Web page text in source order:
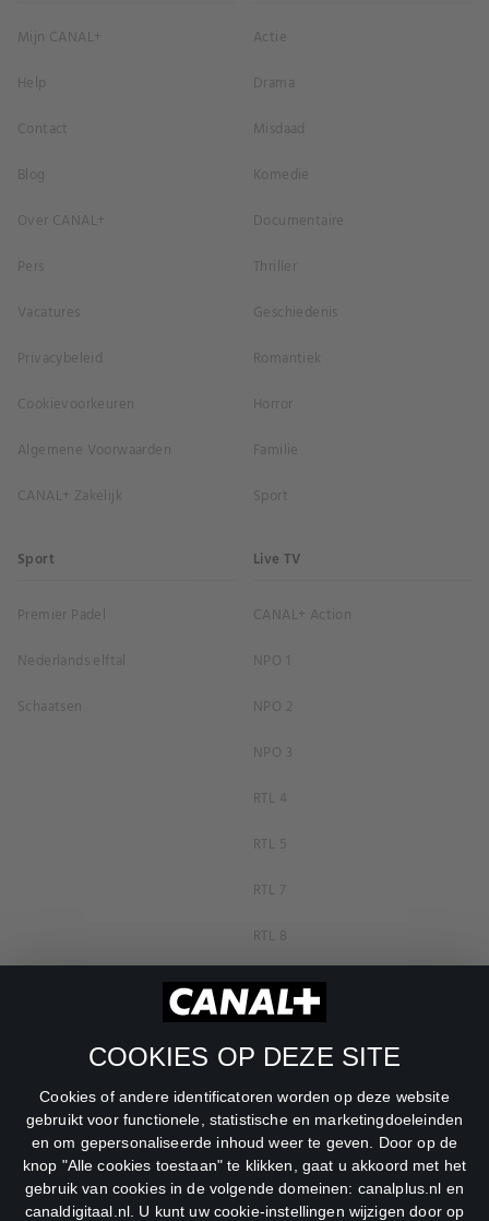
COOKIES OP DEZE SITE
Cookies of andere identificatoren worden op deze website
gebruikt voor functionele, statistische en marketingdoeleinden
en om gepersonaliseerde inhoud weer te geven. Door op de
knop "Alle cookies toestaan" te klikken, gaat u akkoord met het
gebruik van cookies in de volgende domeinen: canalplus.nl en
canaldigitaal.nl. U kunt uw cookie-instellingen wijzigen door op
Mijn CANAL+
Help
Contact
Blog
Over CANAL+
Pers
Vacatures
Privacybeleid
Cookievoorkeuren
Algemene Voorwaarden
CANAL+ Zakelijk
Actie
Drama
Misdaad
Komedie
Documentaire
Thriller
Geschiedenis
Romantiek
Horror
Familie
Sport
Sport
Premier Padel
Nederlands elftal
Schaatsen
Live TV
CANAL+ Action
NPO 1
NPO 2
NPO 3
RTL 4
RTL 5
RTL 7
RTL 8
RTL Z
SBS6
Veronica
DreamWorks Channel